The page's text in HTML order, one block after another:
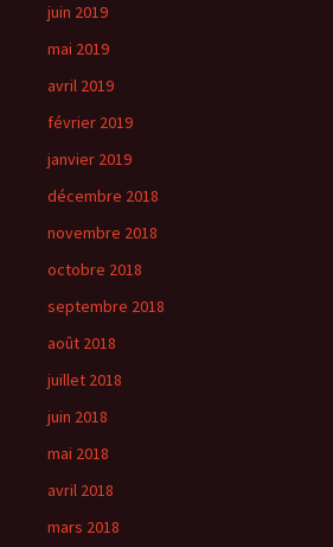
juin 2019
mai 2019
avril 2019
février 2019
janvier 2019
décembre 2018
novembre 2018
octobre 2018
septembre 2018
août 2018
juillet 2018
juin 2018
mai 2018
avril 2018
mars 2018